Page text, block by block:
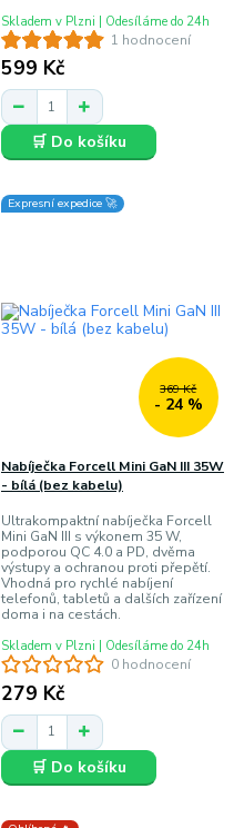
1 hodnocení
599 Kč
Skladem v Plzni | Odesíláme do 24h
🛒 Do košíku
Expresní expedice 🚀
369 Kč
- 24 %
0 hodnocení
Nabíječka Forcell Mini GaN III 35W
- bílá (bez kabelu)
Ultrakompaktní nabíječka Forcell
Mini GaN III s výkonem 35 W,
podporou QC 4.0 a PD, dvěma
výstupy a ochranou proti přepětí.
Vhodná pro rychlé nabíjení
telefonů, tabletů a dalších zařízení
doma i na cestách.
279 Kč
Skladem v Plzni | Odesíláme do 24h
🛒 Do košíku